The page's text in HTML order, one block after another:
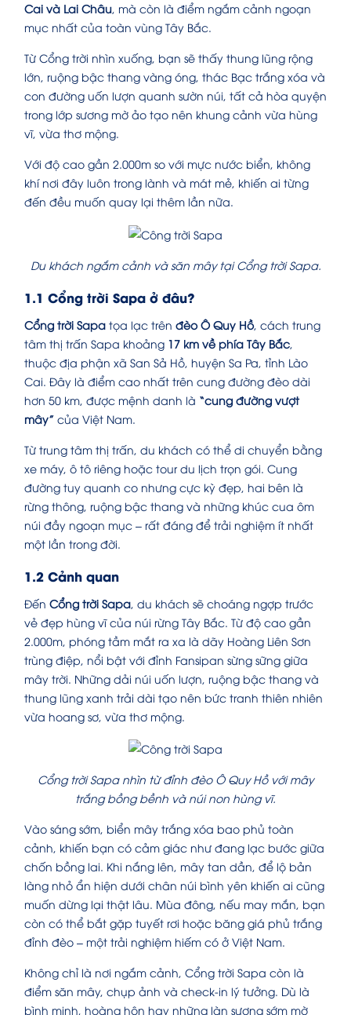
Cai và Lai Châu, mà còn là điểm ngắm cảnh ngoạn
mục nhất của toàn vùng Tây Bắc.
Từ Cổng trời nhìn xuống, bạn sẽ thấy thung lũng rộng
lớn, ruộng bậc thang vàng óng, thác Bạc trắng xóa và
con đường uốn lượn quanh sườn núi, tất cả hòa quyện
trong lớp sương mờ ảo tạo nên khung cảnh vừa hùng
vĩ, vừa thơ mộng.
Với độ cao gần 2.000m so với mực nước biển, không
khí nơi đây luôn trong lành và mát mẻ, khiến ai từng
đến đều muốn quay lại thêm lần nữa.
Du khách ngắm cảnh và săn mây tại Cổng trời Sapa.
1.1 Cổng trời Sapa ở đâu?
Cổng trời Sapa tọa lạc trên đèo Ô Quy Hồ, cách trung
tâm thị trấn Sapa khoảng 17 km về phía Tây Bắc
thuộc địa phận xã San Sả Hồ, huyện Sa Pa, tỉnh Lào
Cai. Đây là điểm cao nhất trên cung đường đèo dài
hơn 50 km, được mệnh danh là “cung đường vượt
mây” của Việt Nam.
Từ trung tâm thị trấn, du khách có thể di chuyển bằng
xe máy, ô tô riêng hoặc tour du lịch trọn gói. Cung
đường tuy quanh co nhưng cực kỳ đẹp, hai bên là
rừng thông, ruộng bậc thang và những khúc cua ôm
núi đầy ngoạn mục – rất đáng để trải nghiệm ít nhất
một lần trong đời.
1.2 Cảnh quan
Đến Cổng trời Sapa , du khách sẽ choáng ngợp trước
vẻ đẹp hùng vĩ của núi rừng Tây Bắc. Từ độ cao gần
2.000m, phóng tầm mắt ra xa là dãy Hoàng Liên Sơn
trùng điệp, nổi bật với đỉnh Fansipan sừng sững giữa
mây trời. Những dải núi uốn lượn, ruộng bậc thang và
thung lũng xanh trải dài tạo nên bức tranh thiên nhiên
vừa hoang sơ, vừa thơ mộng.
Cổng trời Sapa nhìn từ đỉnh đèo Ô Quy Hồ với mây
trắng bồng bềnh và núi non hùng vĩ.
Vào sáng sớm, biển mây trắng xóa bao phủ toàn
cảnh, khiến bạn có cảm giác như đang lạc bước giữa
chốn bồng lai. Khi nắng lên, mây tan dần, để lộ bản
làng nhỏ ẩn hiện dưới chân núi bình yên khiến ai cũng
muốn dừng lại thật lâu. Mùa đông, nếu may mắn, bạn
còn có thể bắt gặp tuyết rơi hoặc băng giá phủ trắng
đỉnh đèo – một trải nghiệm hiếm có ở Việt Nam.
Không chỉ là nơi ngắm cảnh, Cổng trời Sapa còn là
điểm săn mây, chụp ảnh và check-in lý tưởng. Dù là
bình minh, hoàng hôn hay những làn sương sớm mờ